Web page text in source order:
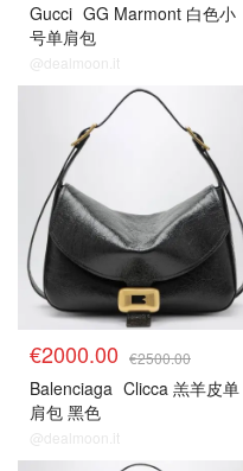
Gucci GG Marmont 白色小
号单肩包
@dealmoon.it
€2000.00 €2500.00
Balenciaga Clicca 羔羊皮单
肩包 黑色
@dealmoon.it